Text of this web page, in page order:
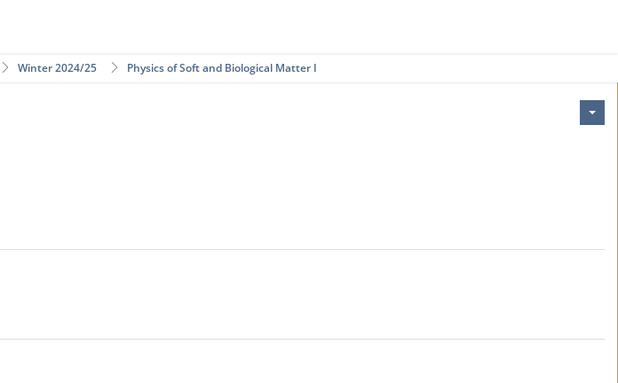
Physics of Soft and Biological Matter I
Winter 2024/25